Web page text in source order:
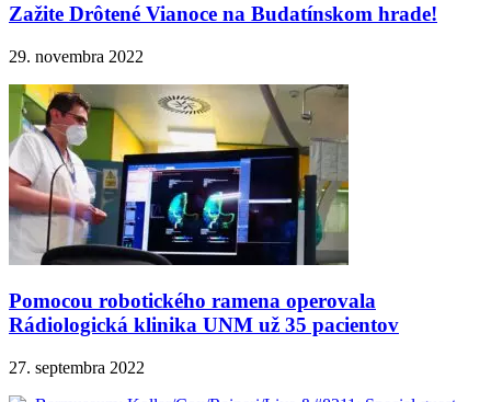
Zažite Drôtené Vianoce na Budatínskom hrade!
29. novembra 2022
Pomocou robotického ramena operovala
Rádiologická klinika UNM už 35 pacientov
27. septembra 2022